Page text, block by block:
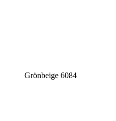
Grönbeige 6084